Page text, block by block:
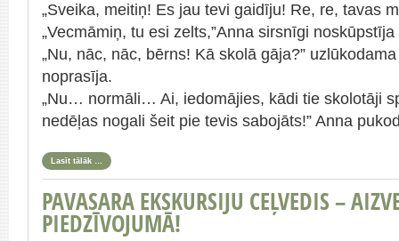
„Sveika, meitiņ! Es jau tevi gaidīju! Re, re, tavas
„Vecmāmiņ, tu esi zelts,”Anna sirsnīgi
„Nu, nāc, nāc, bērns! Kā skolā gāja?”
noprasīja.
„Nu… normāli… Ai, iedomājies, kādi tie skolotāji
nedēļas nogali šeit pie tevis sabojāts!” Anna
Lasīt tālāk …
PAVASARA EKSKURSIJU CEĻVEDIS –
PIEDZĪVOJUMĀ!